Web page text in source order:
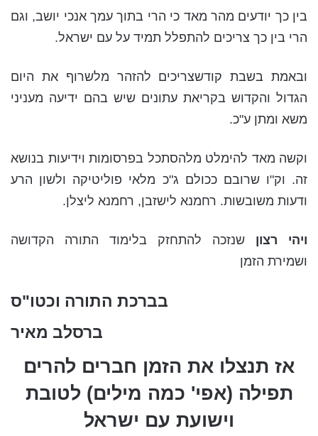
בין כך יודעים מהר מאד כי הרי בתוך עמך אנכי יושב, וגם
הרי בין כך צריכים להתפלל תמיד על עם ישראל.
ובאמת בשבת קודשצריכים להזהר מלשרוף את היום
הגדול והקדוש בקריאת עתונים שיש בהם ידיעה מעניני
משא ומתן ע"כ.
וקשה מאד להימלט מלהסתכל בפרסומות וידיעות בנושא
זה. וק"ו שרובם ככולם ג"כ מלאי פוליטיקה ולשון הרע
ודעות משובשות. רחמנא לישזבן, רחמנא ליצלן.
ויהי רצון שנזכה להתחזק בלימוד התורה הקדושה
ושמירת הזמן
בברכת התורה וכטו"ס
ברסלב מאיר
אז תנצלו את הזמן חברים להרים
תפילה (אפי' כמה מילים) לטובת
וישועת עם ישראל